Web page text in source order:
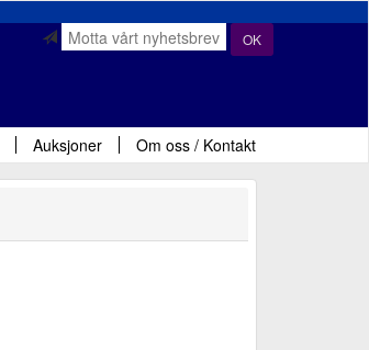
OK
Auksjoner Om oss / Kontakt